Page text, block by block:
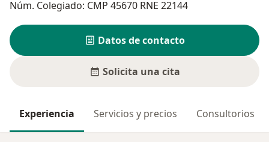
Núm. Colegiado: CMP 45670 RNE 22144
Datos de contacto
Solicita una cita
Experiencia Servicios y precios Consultorios